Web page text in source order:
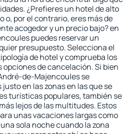
¿Prefieres un hotel de alto
o, por el contrario, eres más de
acogedor y un precio bajo? en
puedes reservar un
presupuesto. Selecciona el
de hotel y comprueba los
opciones de cancelación. Si bien
de-Majencoules se
en las zonas en las que se
turísticas populares, también se
lejos de las multitudes. Estos
unas vacaciones largas como
sola noche cuando la zona